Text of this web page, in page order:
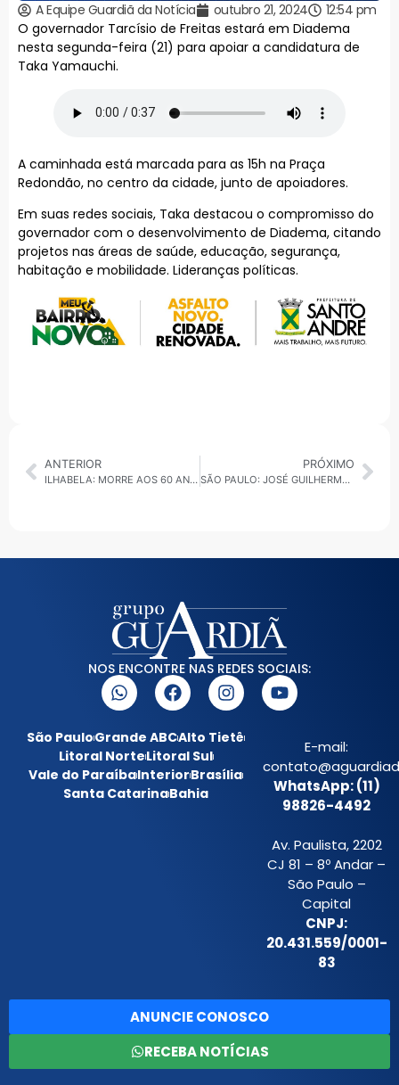
A Equipe Guardiã da Notícia outubro 21, 2024
12:54 pm
O governador Tarcísio de Freitas estará em Diadema
nesta segunda-feira (21) para apoiar a candidatura de
Taka Yamauchi.
A caminhada está marcada para as 15h na Praça
Redondão, no centro da cidade, junto de apoiadores.
Em suas redes sociais, Taka destacou o compromisso do
governador com o desenvolvimento de Diadema, citando
projetos nas áreas de saúde, educação, segurança,
habitação e mobilidade. Lideranças políticas.
ANTERIOR
ILHABELA: MORRE AOS 60 ANOS O EX-VEREADOR CARLINHOS
PRÓXIMO
SÃO PAULO: JOSÉ GUILHERME SABINO FALA SOBRE COMPENSAÇÃO TRIBUTÁRIA E O IMPACTO DA ASSERTIF NO FLUXO DE CAIXA DAS EMPRESAS
NOS ENCONTRE NAS REDES SOCIAIS:
São PauloGrande ABCAlto Tietê
Litoral NorteLitoral Sul
Vale do ParaíbaInteriorBrasília
Santa CatarinaBahia
E-mail:
WhatsApp: (11)
98826-4492
Av. Paulista, 2202
CJ 81 – 8º Andar –
São Paulo –
Capital
CNPJ:
20.431.559/0001-
83
ANUNCIE CONOSCO
RECEBA NOTÍCIAS